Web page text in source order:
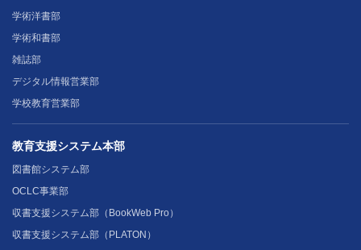
学術洋書部
学術和書部
雑誌部
デジタル情報営業部
学校教育営業部
教育支援システム本部
図書館システム部
OCLC事業部
収書支援システム部（BookWeb Pro）
収書支援システム部（PLATON）